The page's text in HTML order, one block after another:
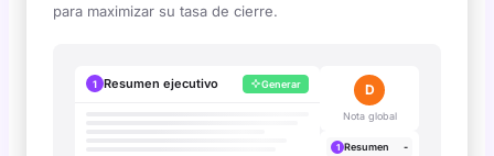
para maximizar su tasa de cierre.
1 Resumen ejecutivo Generar A
Nota global
1 Resumen -
Simulación interactiva